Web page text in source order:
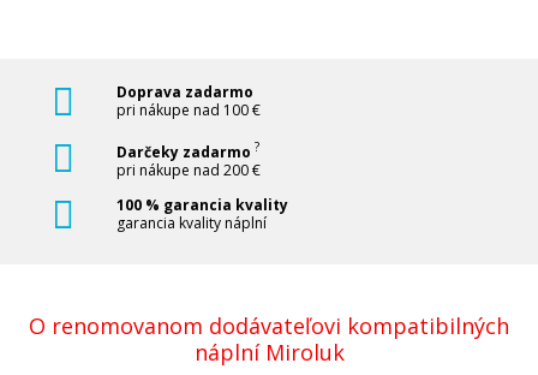
Pridať do košíka
Kompatibilná náplň s EPSON T1598
(Matne čierna)
Doprava zadarmo
pri nákupe nad 100 €
Darčeky zadarmo ?
pri nákupe nad 200 €
100 % garancia kvality
garancia kvality náplní
O renomovanom dodávateľovi kompatibilných
náplní Miroluk